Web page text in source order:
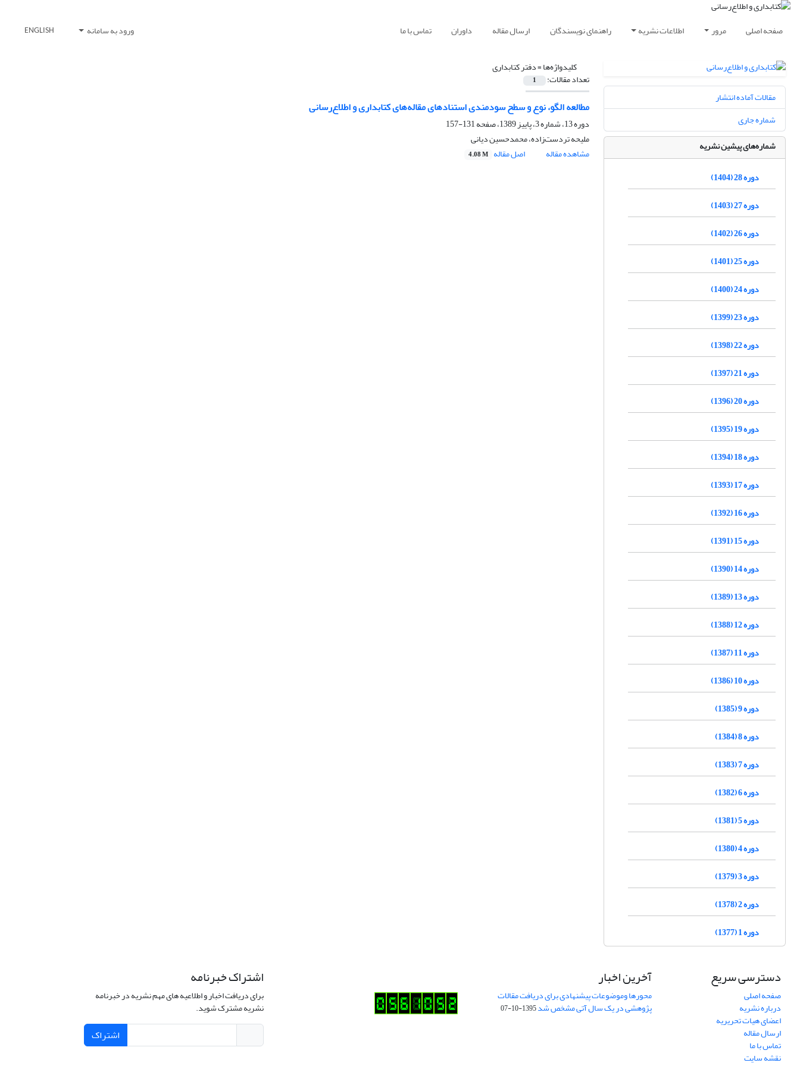
صفحه اصلی مرور اطلاعات نشریه راهنمای نویسندگان ارسال مقاله داوران تماس با ما ورود به سامانه ENGLISH
کلیدواژه‌ها =دفتر کتابداری
تعداد مقالات: 1
مطالعه الگو، نوع و سطح سودمندی استنادهای مقاله‌های کتابداری و اطلاع‌رسانی
دوره 13، شماره 3، پاییز 1389، صفحه
131-157
ملیحه تردست‌زاده، محمدحسین دیانی
مشاهده مقاله
اصل مقاله 4.08 M
مقالات آماده انتشار
شماره جاری
شماره‌های پیشین نشریه
دوره 28 (1404)
دوره 27 (1403)
دوره 26 (1402)
دوره 25 (1401)
دوره 24 (1400)
دوره 23 (1399)
دوره 22 (1398)
دوره 21 (1397)
دوره 20 (1396)
دوره 19 (1395)
دوره 18 (1394)
دوره 17 (1393)
دوره 16 (1392)
دوره 15 (1391)
دوره 14 (1390)
دوره 13 (1389)
دوره 12 (1388)
دوره 11 (1387)
دوره 10 (1386)
دوره 9 (1385)
دوره 8 (1384)
دوره 7 (1383)
دوره 6 (1382)
دوره 5 (1381)
دوره 4 (1380)
دوره 3 (1379)
دوره 2 (1378)
دوره 1 (1377)
دسترسی سریع
صفحه اصلی
درباره نشریه
اعضای هیات تحریریه
ارسال مقاله
تماس با ما
نقشه سایت
آخرین اخبار
محورها وموضوعات پیشنهادی برای دریافت مقالات
پژوهشی در یک سال آتی مشخص شد1395-10-07
اشتراک خبرنامه
برای دریافت اخبار و اطلاعیه های مهم نشریه در خبرنامه
نشریه مشترک شوید.
اشتراک